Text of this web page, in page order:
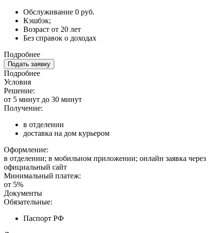
Обслуживание 0 руб.
Кэшбэк;
Возраст от 20 лет
Без справок о доходах
Подробнее
Подать заявку
Подробнее
Условия
Решение:
от 5 минут до 30 минут
Получение:
в отделении
доставка на дом курьером
Оформление:
в отделении; в мобильном приложении; онлайн заявка через
официальный сайт
Минимальный платеж:
от 5%
Документы
Обязательные:
Паспорт РФ